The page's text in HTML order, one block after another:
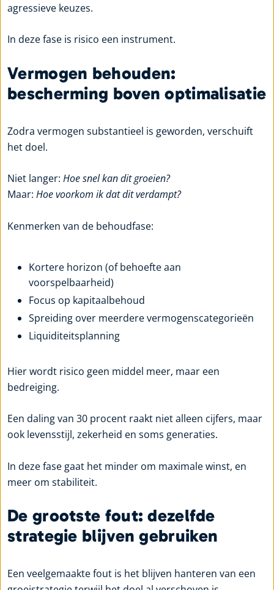
agressieve keuzes.
In deze fase is risico een instrument.
Vermogen behouden:
bescherming boven optimalisatie
Zodra vermogen substantieel is geworden, verschuift
het doel.
Niet langer: Hoe snel kan dit groeien?
Maar: Hoe voorkom ik dat dit verdampt?
Kenmerken van de behoudfase:
Kortere horizon (of behoefte aan
voorspelbaarheid)
Focus op kapitaalbehoud
Spreiding over meerdere vermogenscategorieën
Liquiditeitsplanning
Hier wordt risico geen middel meer, maar een
bedreiging.
Een daling van 30 procent raakt niet alleen cijfers, maar
ook levensstijl, zekerheid en soms generaties.
In deze fase gaat het minder om maximale winst, en
meer om stabiliteit.
De grootste fout: dezelfde
strategie blijven gebruiken
Een veelgemaakte fout is het blijven hanteren van een